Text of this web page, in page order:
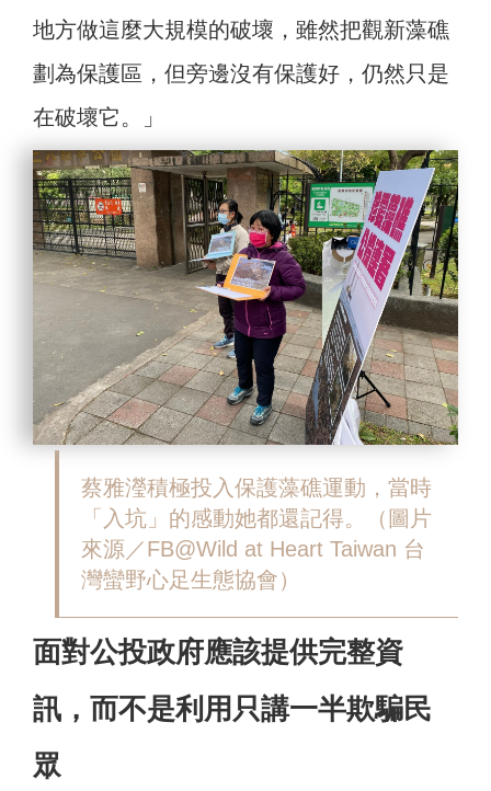
地方做這麼大規模的破壞，雖然把觀新藻礁
劃為保護區，但旁邊沒有保護好，仍然只是
在破壞它。」
蔡雅瀅積極投入保護藻礁運動，當時
「入坑」的感動她都還記得。（圖片
來源／FB@Wild at Heart Taiwan 台
灣蠻野心足生態協會）
面對公投政府應該提供完整資
訊，而不是利用只講一半欺騙民
眾